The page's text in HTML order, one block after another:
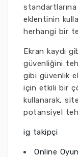
standartlarına
eklentinin
herhangi bir
Ekran kaydı
güvenliğini
gibi güvenlik
için etkili bir
kullanarak,
potansiyel
ig takipçi
Online